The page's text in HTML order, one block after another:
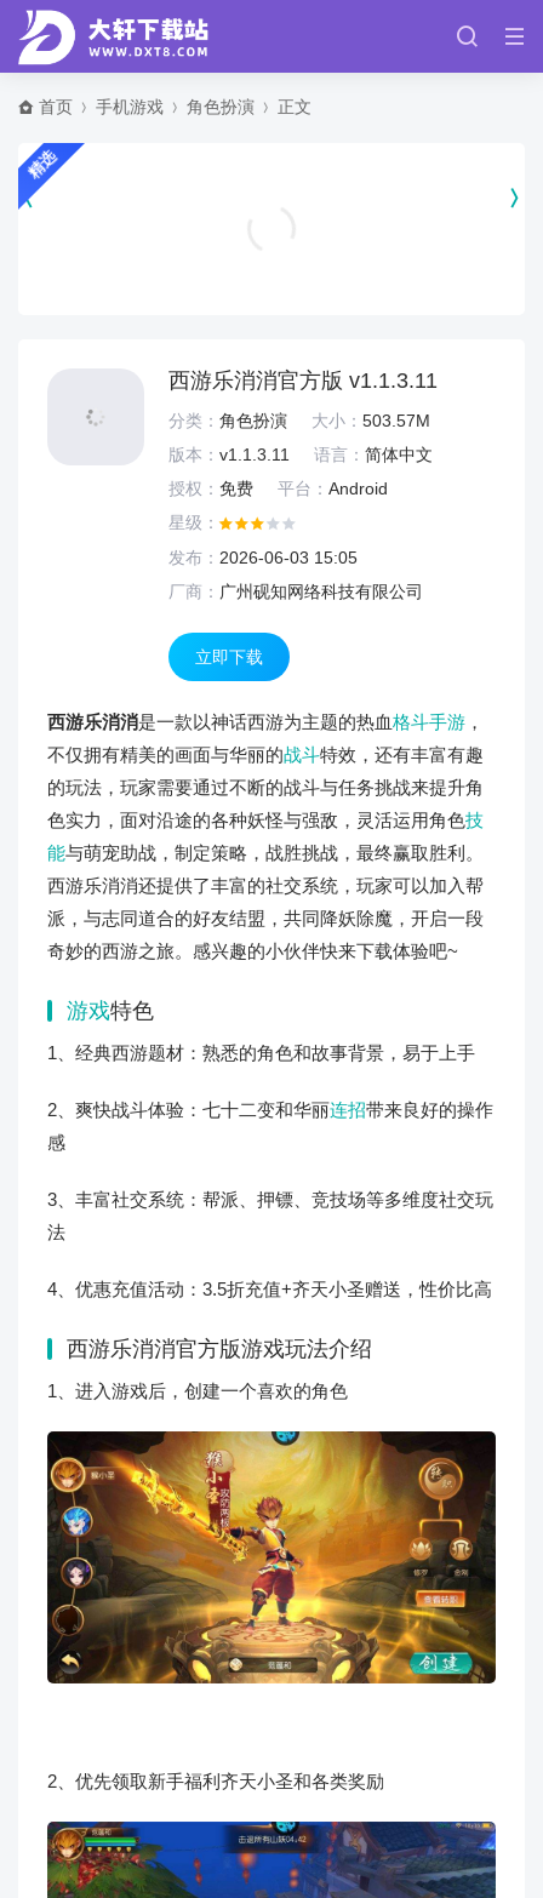
首页 手机游戏 角色扮演 正文
精选
西游乐消消官方版 v1.1.3.11
分类： 角色扮演 大小： 503.57M
版本： v1.1.3.11 语言： 简体中文
授权： 免费 平台： Android
星级：
发布： 2026-06-03 15:05
厂商： 广州砚知网络科技有限公司
立即下载
西游乐消消是一款以神话西游为主题的热血格斗手游 ，
不仅拥有精美的画面与华丽的战斗特效，还有丰富有趣
的玩法，玩家需要通过不断的战斗与任务挑战来提升角
色实力，面对沿途的各种妖怪与强敌，灵活运用角色技
能与萌宠助战，制定策略，战胜挑战，最终赢取胜利。
西游乐消消还提供了丰富的社交系统，玩家可以加入帮
派，与志同道合的好友结盟，共同降妖除魔，开启一段
奇妙的西游之旅。感兴趣的小伙伴快来下载体验吧~
游戏特色
1、经典西游题材：熟悉的角色和故事背景，易于上手
2、爽快战斗体验：七十二变和华丽连招带来良好的操作
感
3、丰富社交系统：帮派、押镖、竞技场等多维度社交玩
法
4、优惠充值活动：3.5折充值+齐天小圣赠送，性价比高
西游乐消消官方版游戏玩法介绍
1、进入游戏后，创建一个喜欢的角色
2、优先领取新手福利齐天小圣和各类奖励